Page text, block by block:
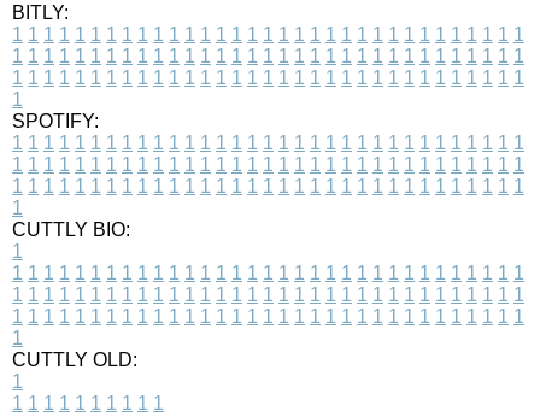
BITLY:
1 1 1 1 1 1 1 1 1 1 1 1 1 1 1 1 1 1 1 1 1 1 1 1 1 1 1 1 1 1 1 1 1
1 1 1 1 1 1 1 1 1 1 1 1 1 1 1 1 1 1 1 1 1 1 1 1 1 1 1 1 1 1 1 1 1
1 1 1 1 1 1 1 1 1 1 1 1 1 1 1 1 1 1 1 1 1 1 1 1 1 1 1 1 1 1 1 1 1
1
SPOTIFY:
1 1 1 1 1 1 1 1 1 1 1 1 1 1 1 1 1 1 1 1 1 1 1 1 1 1 1 1 1 1 1 1 1
1 1 1 1 1 1 1 1 1 1 1 1 1 1 1 1 1 1 1 1 1 1 1 1 1 1 1 1 1 1 1 1 1
1 1 1 1 1 1 1 1 1 1 1 1 1 1 1 1 1 1 1 1 1 1 1 1 1 1 1 1 1 1 1 1 1
1
CUTTLY BIO:
1
1 1 1 1 1 1 1 1 1 1 1 1 1 1 1 1 1 1 1 1 1 1 1 1 1 1 1 1 1 1 1 1 1
1 1 1 1 1 1 1 1 1 1 1 1 1 1 1 1 1 1 1 1 1 1 1 1 1 1 1 1 1 1 1 1 1
1 1 1 1 1 1 1 1 1 1 1 1 1 1 1 1 1 1 1 1 1 1 1 1 1 1 1 1 1 1 1 1 1
1
CUTTLY OLD:
1
1 1 1 1 1 1 1 1 1 1